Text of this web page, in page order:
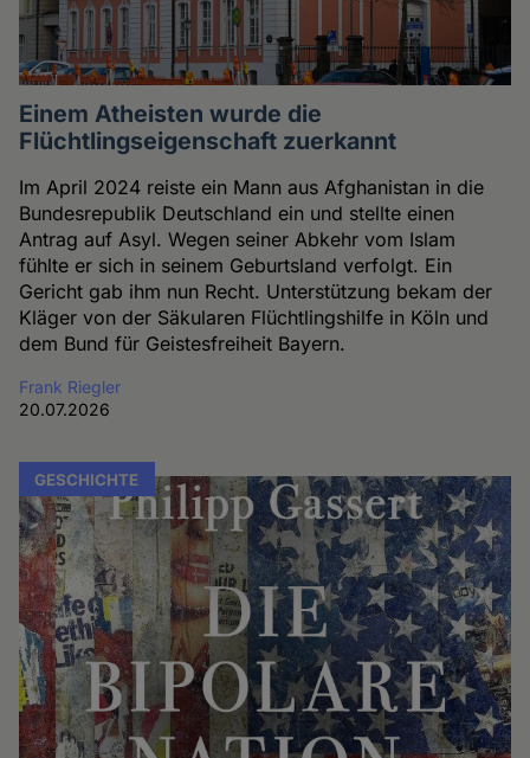
Einem Atheisten wurde die
Flüchtlingseigenschaft zuerkannt
Im April 2024 reiste ein Mann aus Afghanistan in die
Bundesrepublik Deutschland ein und stellte einen
Antrag auf Asyl. Wegen seiner Abkehr vom Islam
fühlte er sich in seinem Geburtsland verfolgt. Ein
Gericht gab ihm nun Recht. Unterstützung bekam der
Kläger von der Säkularen Flüchtlingshilfe in Köln und
dem Bund für Geistesfreiheit Bayern.
Frank Riegler
20.07.2026
GESCHICHTE